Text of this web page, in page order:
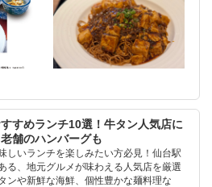
すめランチ10選！牛タン人気店に
舗のハンバーグも
しいランチを楽しみたい方必見！仙台駅
る、地元グルメが味わえる人気店を厳選
ンや新鮮な海鮮、個性豊かな麺料理な